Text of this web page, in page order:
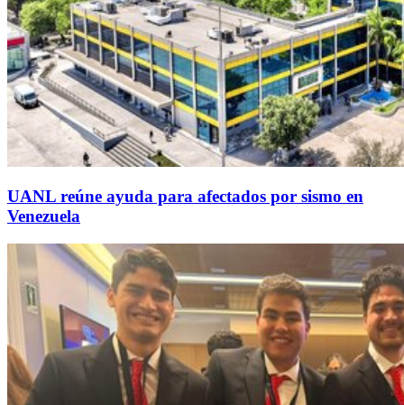
UANL reúne ayuda para afectados por sismo en
Venezuela